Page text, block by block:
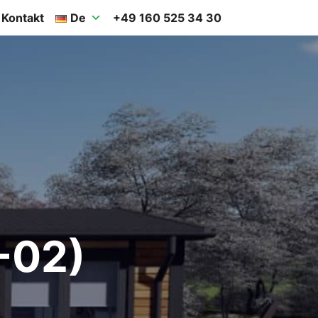
Kontakt De +49 160 525 34 30
02)